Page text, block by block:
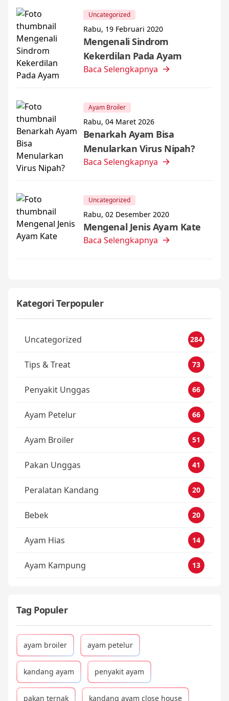
Uncategorized
Rabu, 19 Februari 2020
Mengenali Sindrom
Kekerdilan Pada Ayam
Baca Selengkapnya
Ayam Broiler
Rabu, 04 Maret 2026
Benarkah Ayam Bisa
Menularkan Virus Nipah?
Baca Selengkapnya
Uncategorized
Rabu, 02 Desember 2020
Mengenal Jenis Ayam Kate
Baca Selengkapnya
Kategori Terpopuler
Uncategorized 284
Tips & Treat 73
Penyakit Unggas 66
Ayam Petelur 66
Ayam Broiler 51
Pakan Unggas 41
Peralatan Kandang 20
Bebek 20
Ayam Hias 14
Ayam Kampung 13
Tag Populer
ayam broiler ayam petelur
kandang ayam penyakit ayam
pakan ternak kandang ayam close house